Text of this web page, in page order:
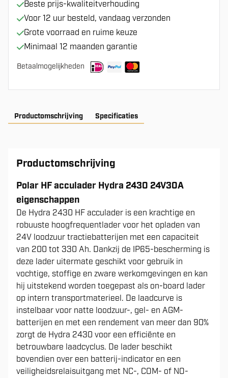
Beste prijs-kwaliteitverhouding
Voor 12 uur besteld, vandaag verzonden
Grote voorraad en ruime keuze
Minimaal 12 maanden garantie
Betaalmogelijkheden
Productomschrijving Specificaties
Productomschrijving
Polar HF acculader Hydra 2430 24V30A
eigenschappen
De Hydra 2430 HF acculader is een krachtige en
robuuste hoogfrequentlader voor het opladen van
24V loodzuur tractiebatterijen met een capaciteit
van 200 tot 330 Ah. Dankzij de IP65-bescherming is
deze lader uitermate geschikt voor gebruik in
vochtige, stoffige en zware werkomgevingen en kan
hij uitstekend worden toegepast als on-board lader
op intern transportmaterieel. De laadcurve is
instelbaar voor natte loodzuur-, gel- en AGM-
batterijen en met een rendement van meer dan 90%
zorgt de Hydra 2430 voor een efficiënte en
betrouwbare laadcyclus. De lader beschikt
bovendien over een batterij-indicator en een
veiligheidsrelaisuitgang met NC-, COM- of NO-